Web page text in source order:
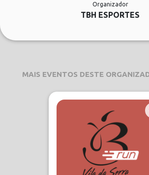
Organizador
TBH ESPORTES
MAIS EVENTOS DESTE